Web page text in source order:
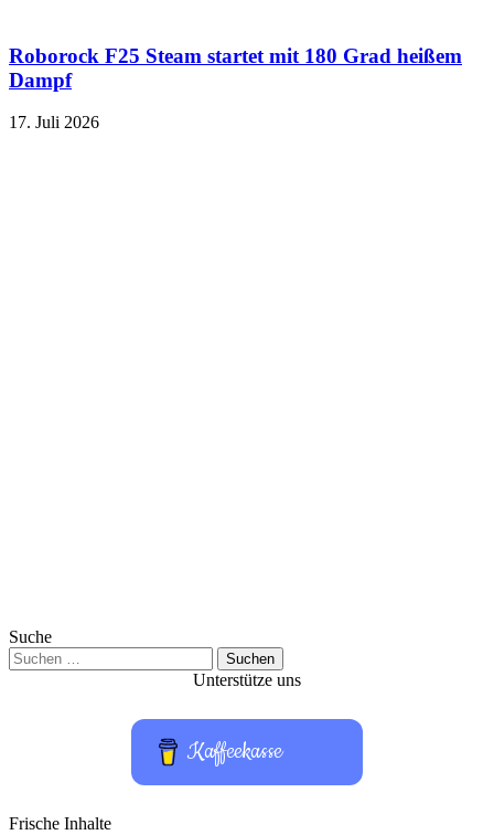
Roborock F25 Steam startet mit 180 Grad heißem
Dampf
17. Juli 2026
Suche
Suchen
nach:
Unterstütze uns
Kaffeekasse
Frische Inhalte